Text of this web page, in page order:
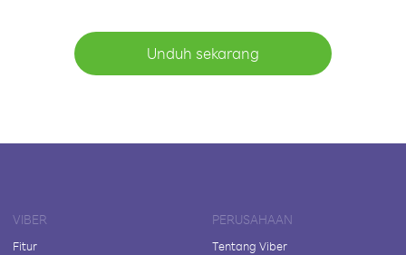
Unduh sekarang
VIBER
Fitur
PERUSAHAAN
Tentang Viber